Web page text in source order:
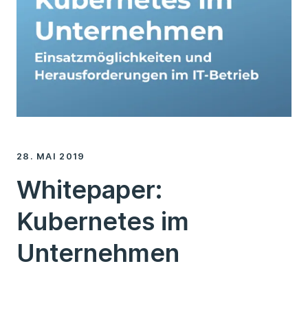
28. MAI 2019
Whitepaper:
Kubernetes im
Unternehmen